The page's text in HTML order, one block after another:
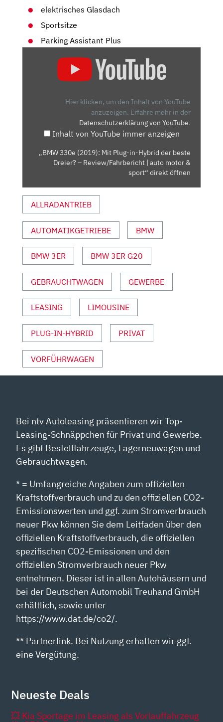
elektrisches Glasdach
Sportsitze
Parking Assistant Plus
BESTE
|
AUTO
MOTOR
VON
YOUTUBE
ANZEIGEN
Hier klicken, um den Inhalt von YouTube
anzuzeigen. Erfahre mehr in der
Datenschutzerklärung von YouTube.
Inhalt von YouTube immer anzeigen
„BMW 330e (2019): Mit Plug-in-Hybrid der beste
Dreier? – Review/Fahrbericht | auto motor &
sport“ direkt öffnen
ALLRADANTRIEB
AUTOMATIKGETRIEBE BMW
BMW 3ER BMW 3ER G20
GEBRAUCHTWAGEN GEWERBE
LEASING LIMOUSINE
PLUG-IN-HYBRID PRIVAT
VORFÜHRWAGEN
Bei ntv Autoleasing präsentieren wir Top-
Leasing-Schnäppchen für Privat und Gewerbe.
Es gibt Bestellfahrzeuge, Lagerneuwagen und
Gebrauchtwagen.
* = Umfangreiche Angaben zum offiziellen
Kraftstoffverbrauch und zu den offiziellen CO2-
Emissionswerten und ggf. zum Stromverbrauch
neuer Pkw können Sie dem Leitfaden über den
offiziellen Kraftstoffverbrauch, die offiziellen
spezifischen CO2-Emissionen und den
offiziellen Stromverbrauch neuer Pkw
entnehmen. Dieser ist in allen Autohäusern und
bei der Deutschen Automobil Treuhand GmbH
erhältlich, sowie unter
https://www.dat.de/co2/.
** Partnerlink. Bei Nutzung erhalten wir ggf.
eine Vergütung.
Neueste Deals
💥 Kia Sportage im Leasing als Vorlauffahrzeug